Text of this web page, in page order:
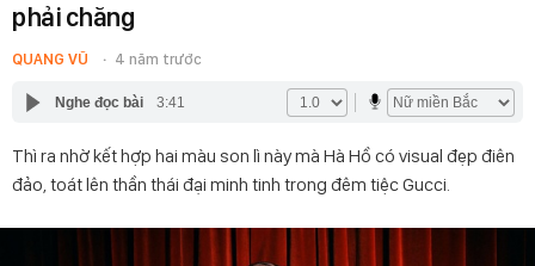
phải chăng
QUANG VŨ 4 năm trước
Nghe đọc bài 3:41
Thì ra nhờ kết hợp hai màu son lì này mà Hà Hồ có visual đẹp điên
đảo, toát lên thần thái đại minh tinh trong đêm tiệc Gucci.